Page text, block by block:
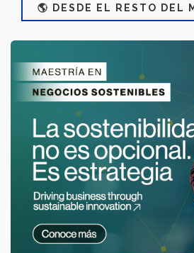
🌎 DESDE EL RESTO DEL